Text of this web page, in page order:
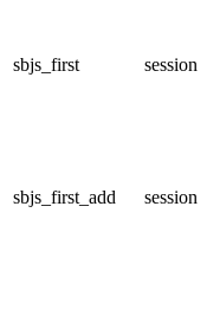
sbjs_first session
sbjs_first_add session